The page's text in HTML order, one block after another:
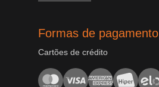
Formas de pagamento
Cartões de crédito